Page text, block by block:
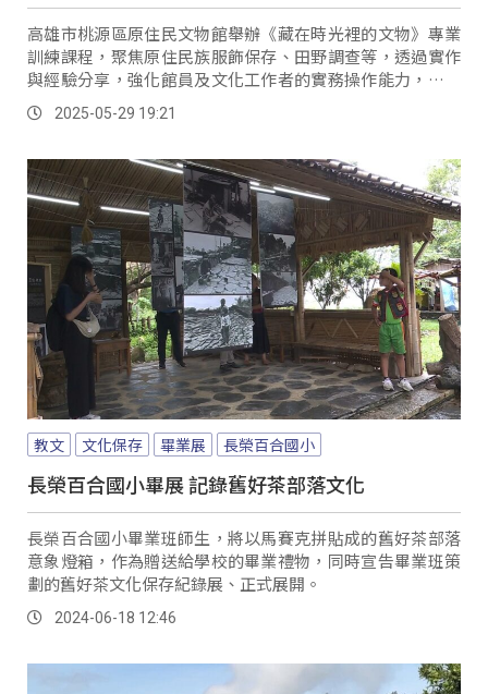
高雄市桃源區原住民文物館舉辦《藏在時光裡的文物》專業
訓練課程，聚焦原住民族服飾保存、田野調查等，透過實作
與經驗分享，強化館員及文化工作者的實務操作能力，桃源
原住民文物館長希望，讓館員掌握更完整的文物保存方法，
強化對文化資產的維護能力。
2025-05-29 19:21
教文 文化保存 畢業展 長榮百合國小
長榮百合國小畢展 記錄舊好茶部落文化
長榮百合國小畢業班師生，將以馬賽克拼貼成的舊好茶部落
意象燈箱，作為贈送給學校的畢業禮物，同時宣告畢業班策
劃的舊好茶文化保存紀錄展、正式展開。
2024-06-18 12:46